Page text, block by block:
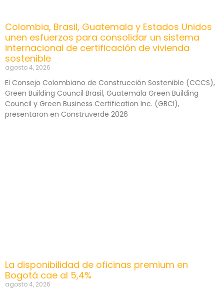
Colombia, Brasil, Guatemala y Estados Unidos
unen esfuerzos para consolidar un sistema
internacional de certificación de vivienda
sostenible
agosto 4, 2026
El Consejo Colombiano de Construcción Sostenible (CCCS),
Green Building Council Brasil, Guatemala Green Building
Council y Green Business Certification Inc. (GBCI),
presentaron en Construverde 2026
La disponibilidad de oficinas premium en
Bogotá cae al 5,4%
agosto 4, 2026